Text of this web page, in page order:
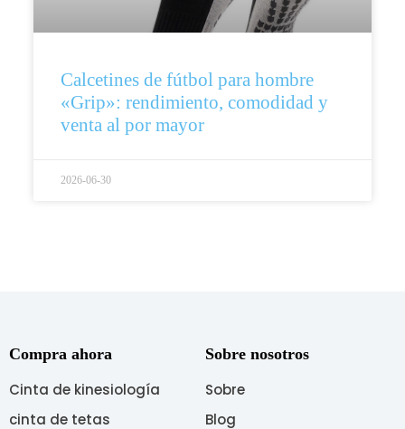
Calcetines de fútbol para hombre
«Grip»: rendimiento, comodidad y
venta al por mayor
2026-06-30
Compra ahora
Cinta de kinesiología
cinta de tetas
Sobre nosotros
Sobre
Blog